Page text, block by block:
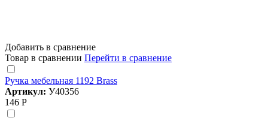
Добавить в сравнение
Товар в сравнении Перейти в сравнение
Ручка мебельная 1192 Brass
Артикул: У40356
146 Р